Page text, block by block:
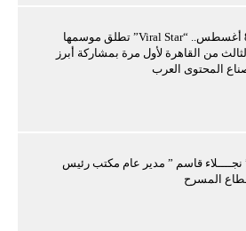
8 أغسطس.. “Viral Star” تطلق موسمها
الثالث من القاهرة لأول مرة بمشاركة أبرز
المحتوى العرب
نجــــلاء قاسم ” مدير عام مكتب رئيس
المسرح